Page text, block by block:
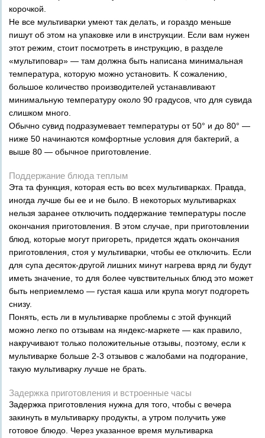
корочкой.
Не все мультиварки умеют так делать, и гораздо меньше
пишут об этом на упаковке или в инструкции. Если вам нужен
этот режим, стоит посмотреть в инструкцию, в разделе
«мультиповар» — там должна быть написана минимальная
температура, которую можно установить. К сожалению,
большое количество производителей устанавливают
минимальную температуру около 90 градусов, что для сувида
слишком много.
Обычно сувид подразумевает температуры от 50° и до 80° —
ниже 50 начинаются комфортные условия для бактерий, а
выше 80 — обычное приготовление.
Поддержание блюда теплым
Эта та функция, которая есть во всех мультиварках. Правда,
иногда лучше бы ее и не было. В некоторых мультиварках
нельзя заранее отключить поддержание температуры после
окончания приготовления. В этом случае, при приготовлении
блюд, которые могут пригореть, придется ждать окончания
приготовления, стоя у мультиварки, чтобы ее отключить. Если
для супа десяток-другой лишних минут нагрева вряд ли будут
иметь значение, то для более чувствительных блюд это может
быть неприемлемо — густая каша или крупа могут подгореть
снизу.
Понять, есть ли в мультиварке проблемы с этой функций
можно легко по отзывам на яндекс-маркете — как правило,
накручивают только положительные отзывы, поэтому, если к
мультиварке больше 2-3 отзывов с жалобами на подгорание,
такую мультиварку лучше не брать.
Задержка приготовления и встроенные часы
Задержка приготовления нужна для того, чтобы с вечера
закинуть в мультиварку продукты, а утром получить уже
готовое блюдо. Через указанное время мультиварка